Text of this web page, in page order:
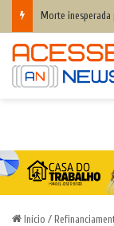
Morte inesperada
Início /